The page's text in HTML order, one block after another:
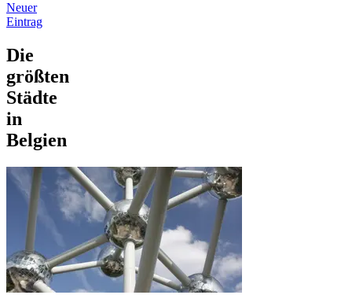
Neuer
Eintrag
Die
größten
Städte
in
Belgien